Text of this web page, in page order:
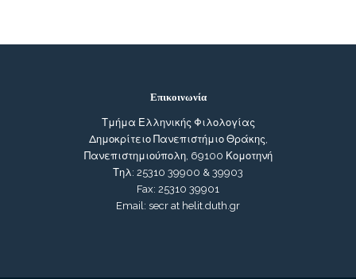
Επικοινωνία
Τμήμα Ελληνικής Φιλολογίας
Δημοκρίτειο Πανεπιστήμιο Θράκης,
Πανεπιστημιούπολη, 69100 Κομοτηνή
Τηλ: 25310 39900 & 39903
Fax: 25310 39901
Email: secr at helit.duth.gr